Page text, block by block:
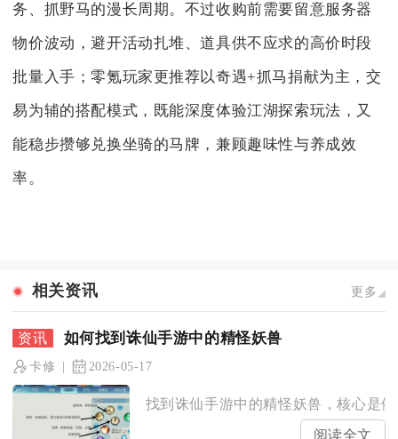
务、抓野马的漫长周期。不过收购前需要留意服务器
物价波动，避开活动扎堆、道具供不应求的高价时段
批量入手；零氪玩家更推荐以奇遇+抓马捐献为主，交
易为辅的搭配模式，既能深度体验江湖探索玩法，又
能稳步攒够兑换坐骑的马牌，兼顾趣味性与养成效
率。
相关资讯 更多
如何找到诛仙手游中的精怪妖兽
卡修 2026-05-17
找到诛仙手游中的精怪妖兽，核心是
阅读全文